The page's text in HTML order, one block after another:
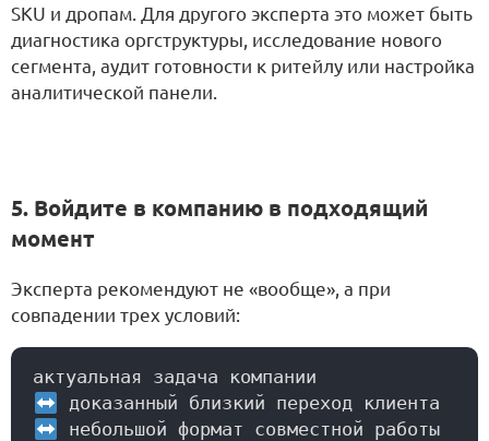
SKU и дропам. Для другого эксперта это может быть
диагностика оргструктуры, исследование нового
сегмента, аудит готовности к ритейлу или настройка
аналитической панели.
5. Войдите в компанию в подходящий
момент
Эксперта рекомендуют не «вообще», а при
совпадении трех условий:
небольшой формат совместной работы